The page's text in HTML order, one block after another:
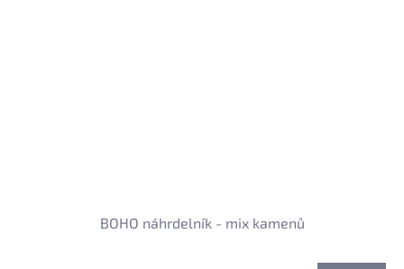
BOHO náhrdelník - mix kamenů